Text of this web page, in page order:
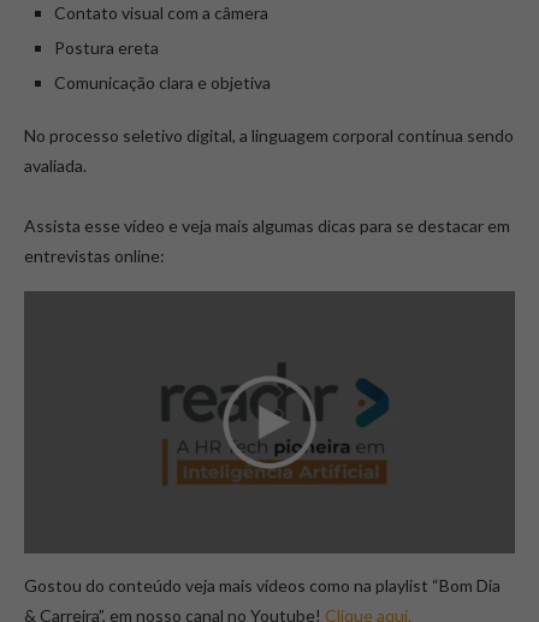
Contato visual com a câmera
Postura ereta
Comunicação clara e objetiva
No processo seletivo digital, a linguagem corporal continua sendo
avaliada.
Assista esse vídeo e veja mais algumas dicas para se destacar em
entrevistas online:
Gostou do conteúdo veja mais vídeos como na playlist “Bom Dia
& Carreira”, em nosso canal no Youtube! Clique aqui.